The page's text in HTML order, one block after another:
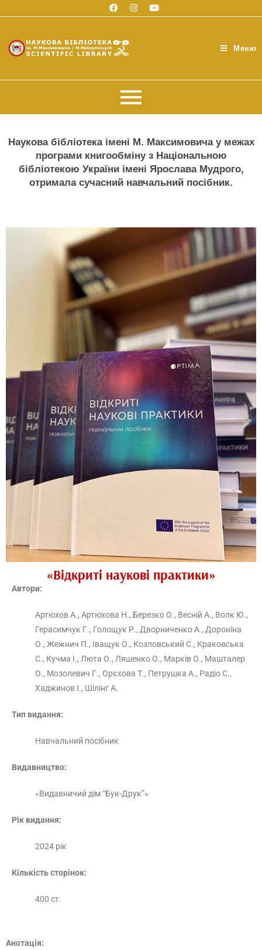
Меню
Наукова бібліотека імені М. Максимовича у межах
програми книгообміну з Національною
бібліотекою України імені Ярослава Мудрого,
отримала сучасний навчальний посібник.
«Відкриті наукові практики»
Автори:
Артюхов А., Артюхова Н., Березко О., Весній А., Волк Ю.,
Герасимчук Г., Голощук Р., Дворниченко А., Дороніна
О., Жежнич П., Іващук О., Козловський С., Краковська
С., Кучма І., Люта О., Ляшенко О., Марків О., Машталер
О., Мозолевич Г., Орєхова Т., Петрушка А., Радіо С.,
Хаджинов І., Шілінг А.
Тип видання:
Навчальний посібник
Видавництво:
«Видавничий дім “Бук-Друк”»
Рік видання:
2024 рік
Кількість сторінок:
400 ст.
Анотація: